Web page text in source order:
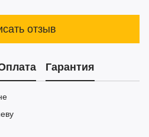
отзыв
Гарантия